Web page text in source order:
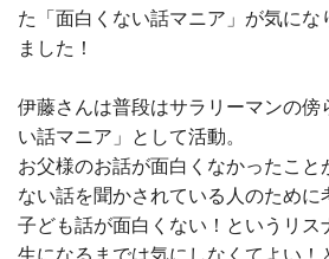
た「面白くない話マニア」が気にな
ました！
伊藤さんは普段はサラリーマンの傍
い話マニア」として活動。
お父様のお話が面白くなかったこと
ない話を聞かされている人のために
子ども話が面白くない！というリス
生になるまでは気にしなくてよい！